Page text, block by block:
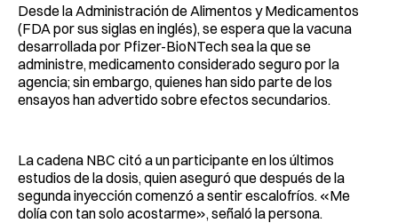
Desde la Administración de Alimentos y Medicamentos
(FDA por sus siglas en inglés), se espera que la vacuna
desarrollada por Pfizer-BioNTech sea la que se
administre, medicamento considerado seguro por la
agencia; sin embargo, quienes han sido parte de los
ensayos han advertido sobre efectos secundarios.
La cadena NBC citó a un participante en los últimos
estudios de la dosis, quien aseguró que después de la
segunda inyección comenzó a sentir escalofríos. «Me
dolía con tan solo acostarme», señaló la persona.